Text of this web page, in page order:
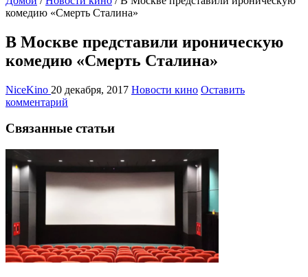
комедию «Смерть Сталина»
В Москве представили ироническую
комедию «Смерть Сталина»
NiceKino 20 декабря, 2017 Новости кино Оставить
комментарий
Связанные статьи